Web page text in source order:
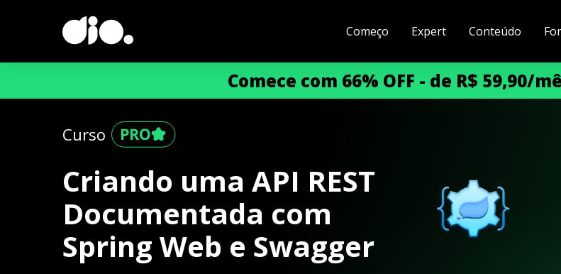
Começo Expert Conteúdo
Comece com 66% OFF - de R$ 59,90/
Curso
Criando uma API REST
Documentada com
Spring Web e Swagger